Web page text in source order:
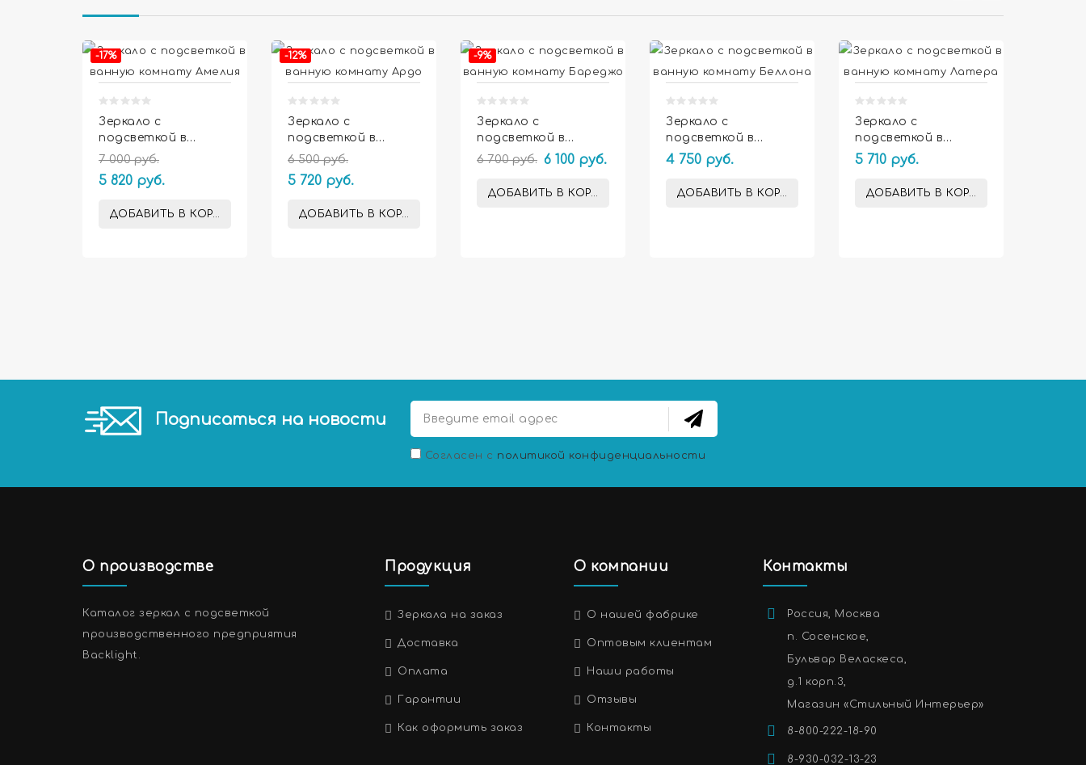
-17%
Зеркало с
подсветкой в
ванную комнату
7 000 руб.
5 820 руб.
ДОБАВИТЬ В КОРЗИНУ
-12%
Зеркало с
подсветкой в
ванную комнату
6 500 руб.
5 720 руб.
ДОБАВИТЬ В КОРЗИНУ
-9%
Зеркало с
подсветкой в
ванную комнату
6 700 руб. 6 100 руб.
ДОБАВИТЬ В КОРЗИНУ
Зеркало с
подсветкой в
ванную комнату
Беллона
4 750 руб.
ДОБАВИТЬ В КОРЗИНУ
Зеркало с
подсветкой в
ванную комнату
Латера
5 710 руб.
ДОБАВИТЬ В КОРЗИНУ
Подписаться на новости
Согласен с политикой конфиденциальности
О производстве
Каталог зеркал с подсветкой
производственного предприятия
Backlight.
Продукция
Зеркала на заказ
Доставка
Оплата
Гарантии
Как оформить заказ
О компании
О нашей фабрике
Оптовым клиентам
Наши работы
Отзывы
Контакты
Контакты
Россия, Москва
п. Сосенское,
Бульвар Веласкеса,
д.1 корп.3,
Магазин «Стильный Интерьер»
8-800-222-18-90
8-930-032-13-23